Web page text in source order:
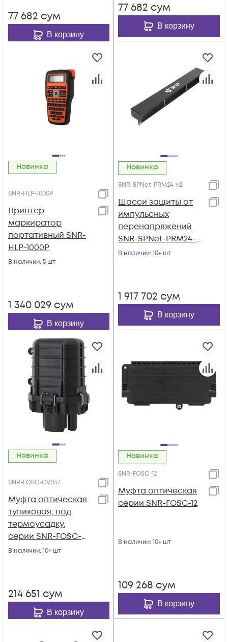
77 682 сум
В корзину
77 682 сум
В корзину
Новинка
SNR-HLP-1000P
Принтер
маркиратор
портативный SNR-
HLP-1000P
В наличии: 5 шт
1 340 029 сум
В корзину
Новинка
SNR-SPNet-PRM24-v2
Шасси защиты от
импульсных
перенапряжений
SNR-SPNet-PRM24-
V2
В наличии: 10+ шт
1 917 702 сум
В корзину
Новинка
SNR-FOSC-CV037
Муфта оптическая
тупиковая, под
термоусадку,
серии SNR-FOSC-
CV037
В наличии: 10+ шт
214 651 сум
В корзину
Новинка
SNR-FOSC-12
Муфта оптическая
серии SNR-FOSC-12
В наличии: 10+ шт
109 268 сум
В корзину